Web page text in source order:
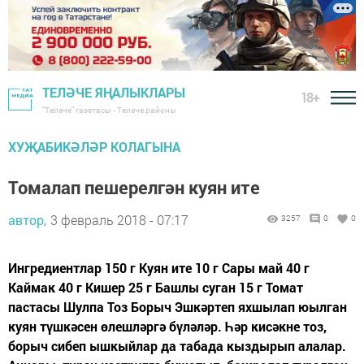
ТЕЛӘЧЕ ЯҢАЛЫКЛАРЫ
"Теләче" газетасы - Теләче районы
18+
ХУҖАБИКӘЛӘР КОЛАГЫНА
Томалап пешерелгән куян ите
автор, 3 февраль 2018 - 07:17 3257 0 0
Ингредиентлар 150 г Куян ите 10 г Сары май 40 г
Каймак 40 г Кишер 25 г Башлы суган 15 г Томат
пастасы Шулпа Тоз Борыч Эшкәртеп яхшылап юылган
куян түшкәсен өлешләргә бүләләр. Һәр кисәкне тоз,
борыч сибеп ышкыйлар да табада кыздырып алалар.